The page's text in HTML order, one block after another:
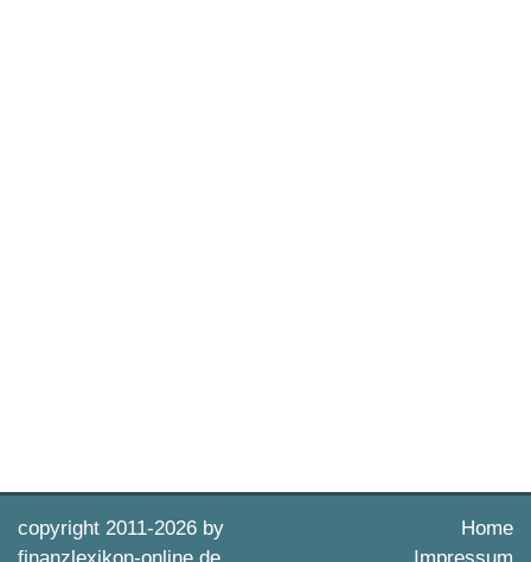
copyright 2011-2026 by
Home